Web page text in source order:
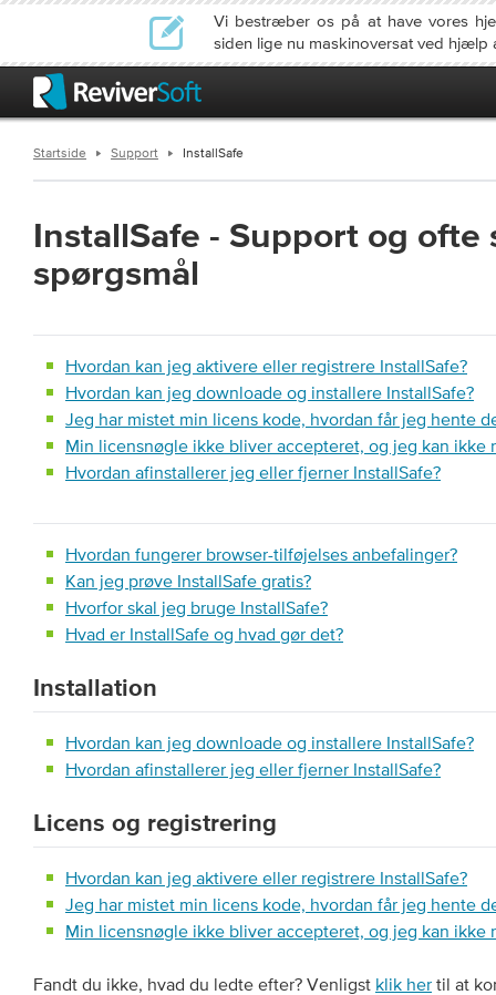
Vi bestræber os på at have vores
siden lige nu maskinoversat ved hjælp
Startside Support InstallSafe
InstallSafe - Support og ofte
spørgsmål
Hvordan kan jeg aktivere eller registrere InstallSafe?
Hvordan kan jeg downloade og installere InstallSafe?
Jeg har mistet min licens kode, hvordan får jeg hente
Min licensnøgle ikke bliver accepteret, og jeg kan ikke
Hvordan afinstallerer jeg eller fjerner InstallSafe?
Hvordan fungerer browser-tilføjelses anbefalinger?
Kan jeg prøve InstallSafe gratis?
Hvorfor skal jeg bruge InstallSafe?
Hvad er InstallSafe og hvad gør det?
Installation
Hvordan kan jeg downloade og installere InstallSafe?
Hvordan afinstallerer jeg eller fjerner InstallSafe?
Licens og registrering
Hvordan kan jeg aktivere eller registrere InstallSafe?
Jeg har mistet min licens kode, hvordan får jeg hente
Min licensnøgle ikke bliver accepteret, og jeg kan ikke
Fandt du ikke, hvad du ledte efter? Venligst klik her til at